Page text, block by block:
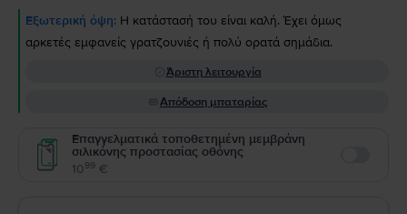
Εξωτερική όψη: Η κατάστασή του είναι καλή. Έχει όμως
αρκετές εμφανείς γρατζουνιές ή πολύ ορατά σημάδια.
Άριστη λειτουργία
Απόδοση μπαταρίας
Επαγγελματικά τοποθετημένη μεμβράνη
σιλικόνης προστασίας οθόνης
1099 €